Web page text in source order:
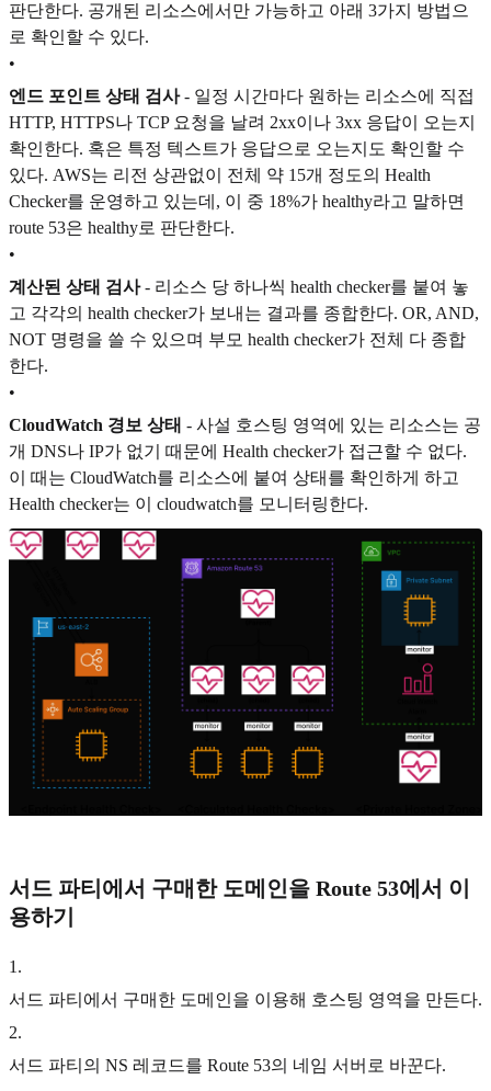
판단한다. 공개된 리소스에서만 가능하고 아래 3가지 방법으
로 확인할 수 있다.
•
엔드 포인트 상태 검사- 일정 시간마다 원하는 리소스에 직접
HTTP, HTTPS나 TCP 요청을 날려 2xx이나 3xx 응답이 오는지
확인한다. 혹은 특정 텍스트가 응답으로 오는지도 확인할 수
있다. AWS는 리전 상관없이 전체 약 15개 정도의 Health
Checker를 운영하고 있는데, 이 중 18%가 healthy라고 말하면
route 53은 healthy로 판단한다.
•
계산된 상태 검사- 리소스 당 하나씩 health checker를 붙여 놓
고 각각의 health checker가 보내는 결과를 종합한다. OR, AND,
NOT 명령을 쓸 수 있으며 부모 health checker가 전체 다 종합
한다.
•
CloudWatch 경보 상태 - 사설 호스팅 영역에 있는 리소스는 공
개 DNS나 IP가 없기 때문에 Health checker가 접근할 수 없다.
이 때는 CloudWatch를 리소스에 붙여 상태를 확인하게 하고
Health checker는 이 cloudwatch를 모니터링한다.
서드 파티에서 구매한 도메인을 Route 53에서 이
용하기
1 .
서드 파티에서 구매한 도메인을 이용해 호스팅 영역을 만든다.
2.
서드 파티의 NS 레코드를 Route 53의 네임 서버로 바꾼다.